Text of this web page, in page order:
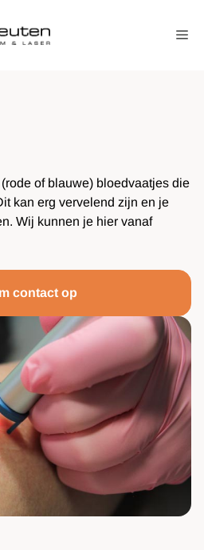
of blauwe) bloedvaatjes die
kan erg vervelend zijn en je
Wij kunnen je hier vanaf
contact op